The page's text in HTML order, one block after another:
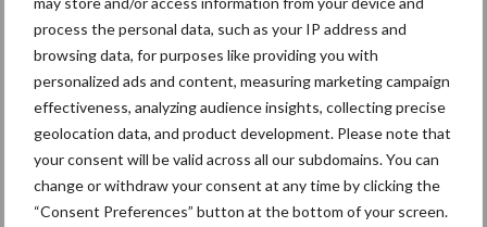
process the personal data, such as your IP address and
browsing data, for purposes like providing you with
personalized ads and content, measuring marketing campaign
effectiveness, analyzing audience insights, collecting precise
geolocation data, and product development. Please note that
your consent will be valid across all our subdomains. You can
change or withdraw your consent at any time by clicking the
“Consent Preferences” button at the bottom of your screen.
Bedrijfsnieuws
Ligbox &
Voerhekken
Toon meer